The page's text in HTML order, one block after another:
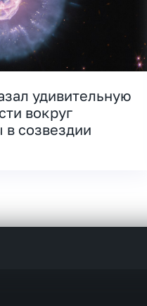
удивительную
вокруг
созвездии